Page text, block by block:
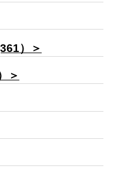
）＞
＞